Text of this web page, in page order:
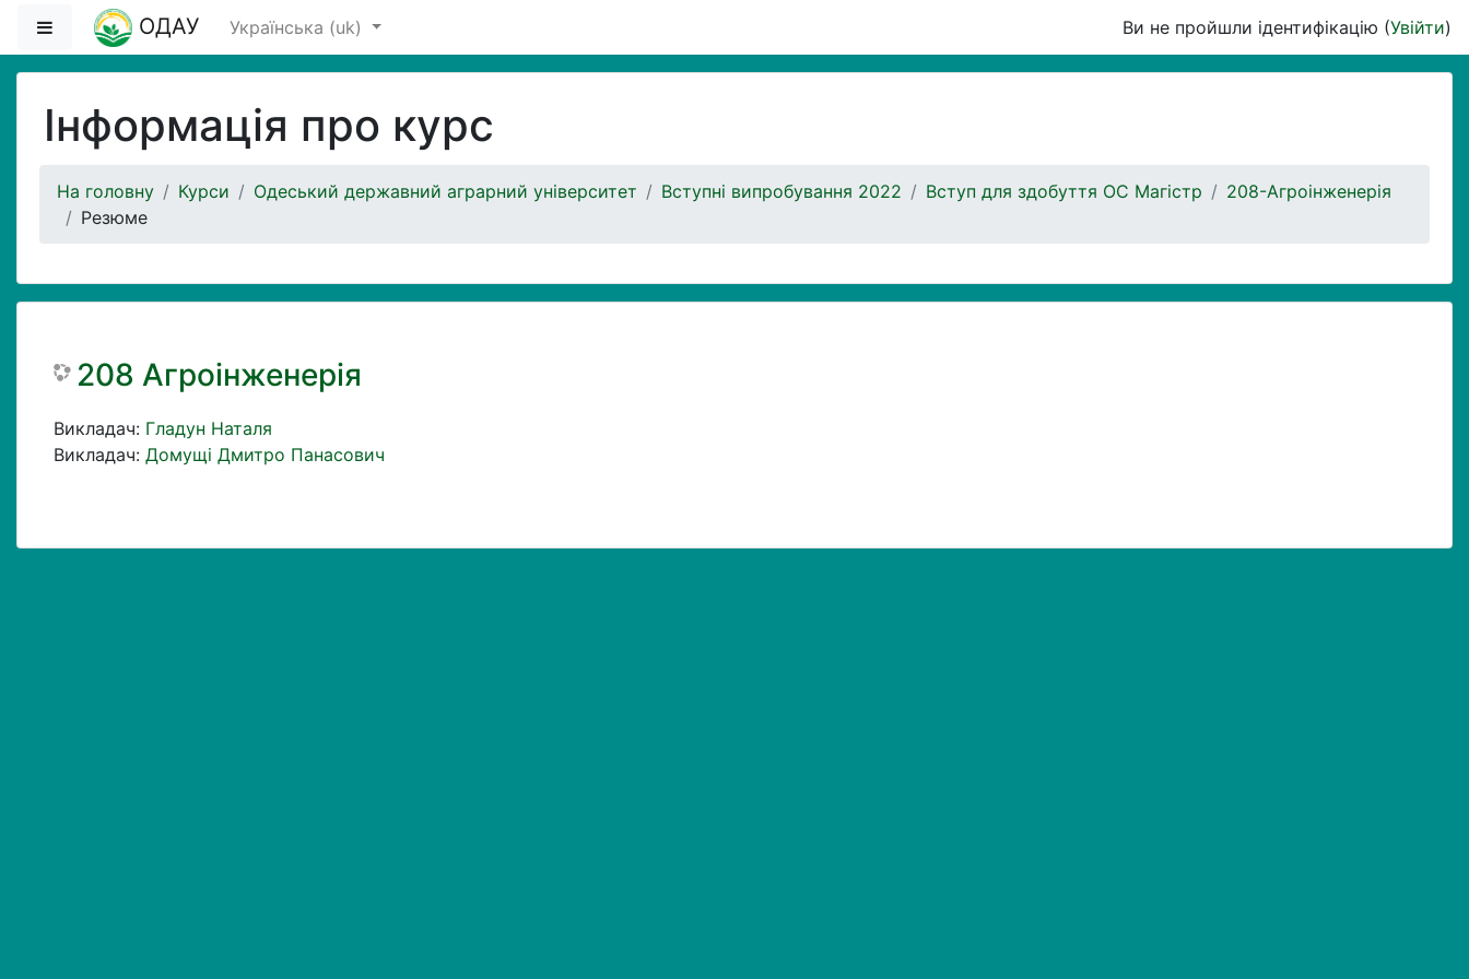
Перейти до головного вмісту
Бокова панель
ОДАУ Українська ‎(uk)‎ Ви не пройшли ідентифікацію (Увійти)
Інформація про курс
На головну Курси Одеський державний аграрний університет Вступні випробування 2022 Вступ для здобуття ОС Магістр
208-Агроінженерія
Резюме
208 Агроінженерія
Викладач: Гладун Наталя
Викладач: Домущі Дмитро Панасович